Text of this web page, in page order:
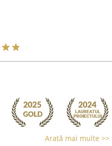
Arată mai multe >>